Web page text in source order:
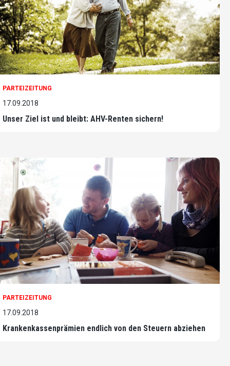
PARTEIZEITUNG
17.09.2018
Unser Ziel ist und bleibt: AHV-Renten sichern!
PARTEIZEITUNG
17.09.2018
Krankenkassenprämien endlich von den Steuern abziehen